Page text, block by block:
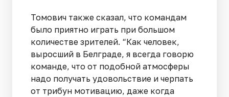
Томович также сказал, что командам
было приятно играть при большом
количестве зрителей. “Как человек,
выросший в Белграде, я всегда говорю
команде, что от подобной атмосферы
надо получать удовольствие и черпать
от трибун мотивацию, даже когда